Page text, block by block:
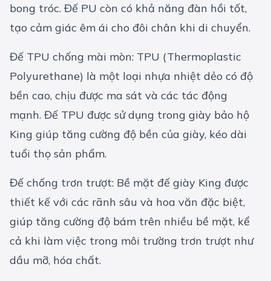
bong tróc. Đế PU còn có khả năng đàn hồi tốt,
tạo cảm giác êm ái cho đôi chân khi di chuyển.
Đế TPU chống mài mòn: TPU (Thermoplastic
Polyurethane) là một loại nhựa nhiệt dẻo có độ
bền cao, chịu được ma sát và các tác động
mạnh. Đế TPU được sử dụng trong giày bảo hộ
King giúp tăng cường độ bền của giày, kéo dài
tuổi thọ sản phẩm.
Đế chống trơn trượt: Bề mặt đế giày King được
thiết kế với các rãnh sâu và hoa văn đặc biệt,
giúp tăng cường độ bám trên nhiều bề mặt, kể
cả khi làm việc trong môi trường trơn trượt như
dầu mỡ, hóa chất.